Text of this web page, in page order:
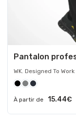
Pantalon
WK. Designed To
À partir de 15.44€